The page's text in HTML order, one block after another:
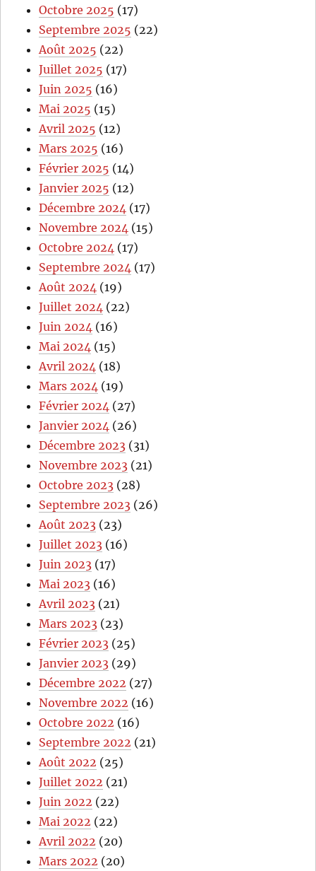
Octobre 2025 (17)
Septembre 2025 (22)
Août 2025 (22)
Juillet 2025 (17)
Juin 2025 (16)
Mai 2025 (15)
Avril 2025 (12)
Mars 2025 (16)
Février 2025 (14)
Janvier 2025 (12)
Décembre 2024 (17)
Novembre 2024 (15)
Octobre 2024 (17)
Septembre 2024 (17)
Août 2024 (19)
Juillet 2024 (22)
Juin 2024 (16)
Mai 2024 (15)
Avril 2024 (18)
Mars 2024 (19)
Février 2024 (27)
Janvier 2024 (26)
Décembre 2023 (31)
Novembre 2023 (21)
Octobre 2023 (28)
Septembre 2023 (26)
Août 2023 (23)
Juillet 2023 (16)
Juin 2023 (17)
Mai 2023 (16)
Avril 2023 (21)
Mars 2023 (23)
Février 2023 (25)
Janvier 2023 (29)
Décembre 2022 (27)
Novembre 2022 (16)
Octobre 2022 (16)
Septembre 2022 (21)
Août 2022 (25)
Juillet 2022 (21)
Juin 2022 (22)
Mai 2022 (22)
Avril 2022 (20)
Mars 2022 (20)